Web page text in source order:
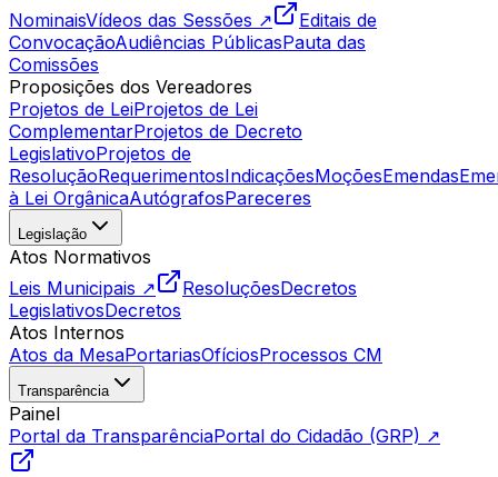
NominaisVídeos das Sessões ↗
Editais de
ConvocaçãoAudiências PúblicasPauta das
Comissões
Proposições dos Vereadores
Projetos de LeiProjetos de Lei
ComplementarProjetos de Decreto
LegislativoProjetos de
ResoluçãoRequerimentosIndicaçõesMoçõesEmendas
à Lei OrgânicaAutógrafosPareceres
Legislação
Atos Normativos
Leis Municipais ↗
ResoluçõesDecretos
LegislativosDecretos
Atos Internos
Atos da MesaPortariasOfíciosProcessos CM
Transparência
Painel
Portal da TransparênciaPortal do Cidadão (GRP) ↗